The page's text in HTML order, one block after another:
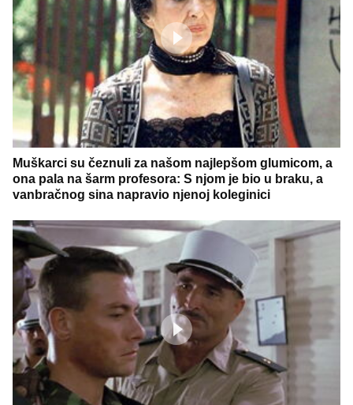
Muškarci su čeznuli za našom najlepšom glumicom, a
ona pala na šarm profesora: S njom je bio u braku, a
vanbračnog sina napravio njenoj koleginici